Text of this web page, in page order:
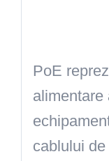
PoE
alimentare
cablului